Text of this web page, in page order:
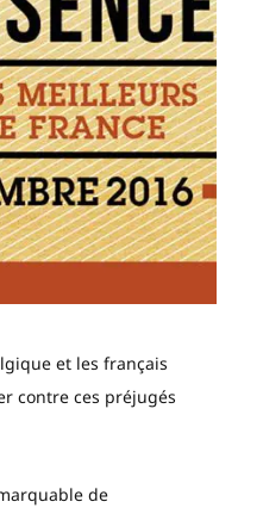
et les français
contre ces préjugés
de